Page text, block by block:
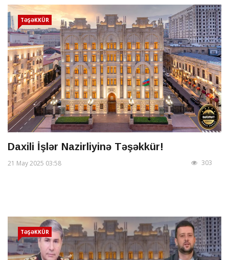
TƏŞƏKKÜR
Daxili İşlər Nazirliyinə Təşəkkür!
21 May 2025 03:58 303
TƏŞƏKKÜR